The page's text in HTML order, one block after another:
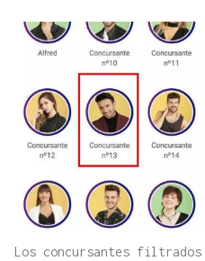
Los concursantes filtrados